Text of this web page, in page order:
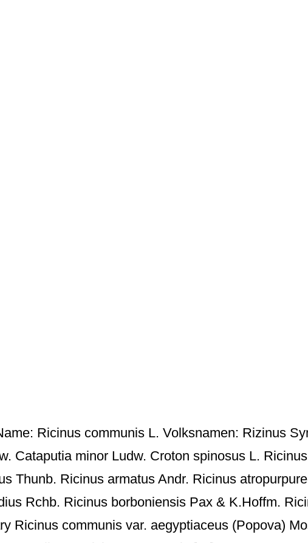
Ricinus communis L. Volksnamen: Rizinus
Cataputia minor Ludw. Croton spinosus L.
Thunb. Ricinus armatus Andr. Ricinus
Rchb. Ricinus borboniensis Pax & K.Hoffm.
Ricinus communis var. aegyptiaceus (Popova)